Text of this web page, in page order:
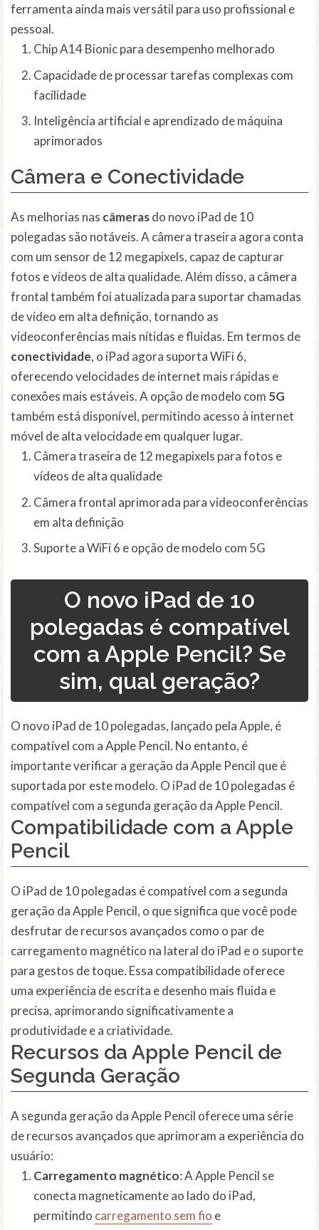
ferramenta ainda mais versátil para uso profissional e
pessoal.
Chip A14 Bionic para desempenho melhorado
Capacidade de processar tarefas complexas com
facilidade
Inteligência artificial e aprendizado de máquina
aprimorados
Câmera e Conectividade
As melhorias nas câmerasdo novo iPad de 10
polegadas são notáveis. A câmera traseira agora conta
com um sensor de 12 megapixels, capaz de capturar
fotos e vídeos de alta qualidade. Além disso, a câmera
frontal também foi atualizada para suportar chamadas
de vídeo em alta definição, tornando as
videoconferências mais nítidas e fluidas. Em termos de
conectividade, o iPad agora suporta WiFi 6,
oferecendo velocidades de internet mais rápidas e
conexões mais estáveis. A opção de modelo com 5G
também está disponível, permitindo acesso à internet
móvel de alta velocidade em qualquer lugar.
Câmera traseira de 12 megapixels para fotos e
vídeos de alta qualidade
Câmera frontal aprimorada para videoconferências
em alta definição
Suporte a WiFi 6 e opção de modelo com 5G
O novo iPad de 10
polegadas é compatível
com a Apple Pencil? Se
sim, qual geração?
O novo iPad de 10 polegadas, lançado pela Apple, é
compatível com a Apple Pencil. No entanto, é
importante verificar a geração da Apple Pencil que é
suportada por este modelo. O iPad de 10 polegadas é
compatível com a segunda geração da Apple Pencil.
Compatibilidade com a Apple
Pencil
O iPad de 10 polegadas é compatível com a segunda
geração da Apple Pencil, o que significa que você pode
desfrutar de recursos avançados como o par de
carregamento magnético na lateral do iPad e o suporte
para gestos de toque. Essa compatibilidade oferece
uma experiência de escrita e desenho mais fluida e
precisa, aprimorando significativamente a
produtividade e a criatividade.
Recursos da Apple Pencil de
Segunda Geração
A segunda geração da Apple Pencil oferece uma série
de recursos avançados que aprimoram a experiência do
usuário:
Carregamento magnético: A Apple Pencil se
conecta magneticamente ao lado do iPad,
permitindo carregamento sem fio e